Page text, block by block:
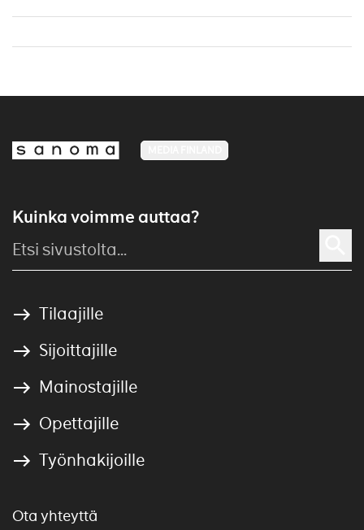
Kuinka voimme auttaa?
Tilaajille
Sijoittajille
Mainostajille
Opettajille
Työnhakijoille
Ota yhteyttä